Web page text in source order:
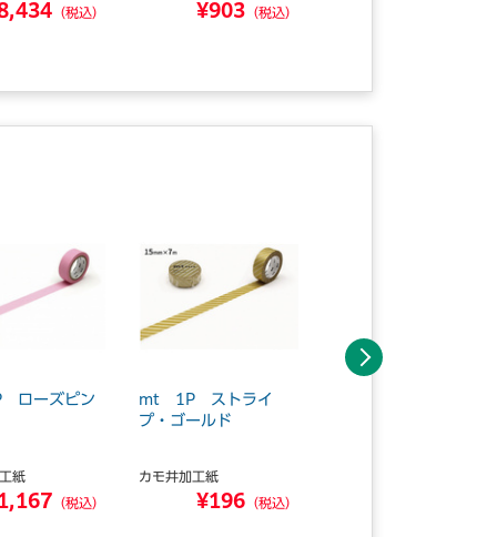
（税込） ¥903 （税込）
ーズピン
紙
（税込）
mt 1P ストライ
プ・ゴールド
カモ井加工紙
¥196 （税込）
次へ